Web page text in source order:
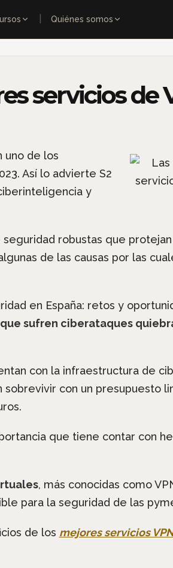
Quiénes somos
servicios de
uno de los
Así lo advierte S2
y
robustas que
de las causas por las
en España: retos y
sufren ciberataques
con la infraestructura de
con un presupuesto
que tiene contar con
, más conocidas como
para la seguridad de las
de los mejores servicios